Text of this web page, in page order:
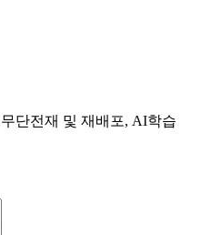
단전재 및 재배포, AI학습